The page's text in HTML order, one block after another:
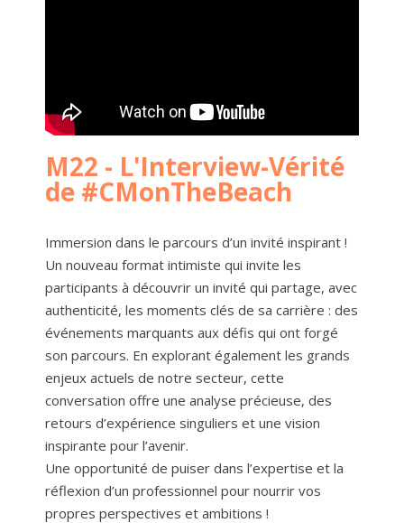
M22 - L'Interview-Vérité
de #CMonTheBeach
Immersion dans le parcours d’un invité inspirant !
Un nouveau format intimiste qui invite les
participants à découvrir un invité qui partage, avec
authenticité, les moments clés de sa carrière : des
événements marquants aux défis qui ont forgé
son parcours. En explorant également les grands
enjeux actuels de notre secteur, cette
conversation offre une analyse précieuse, des
retours d’expérience singuliers et une vision
inspirante pour l’avenir.
Une opportunité de puiser dans l’expertise et la
réflexion d’un professionnel pour nourrir vos
propres perspectives et ambitions !